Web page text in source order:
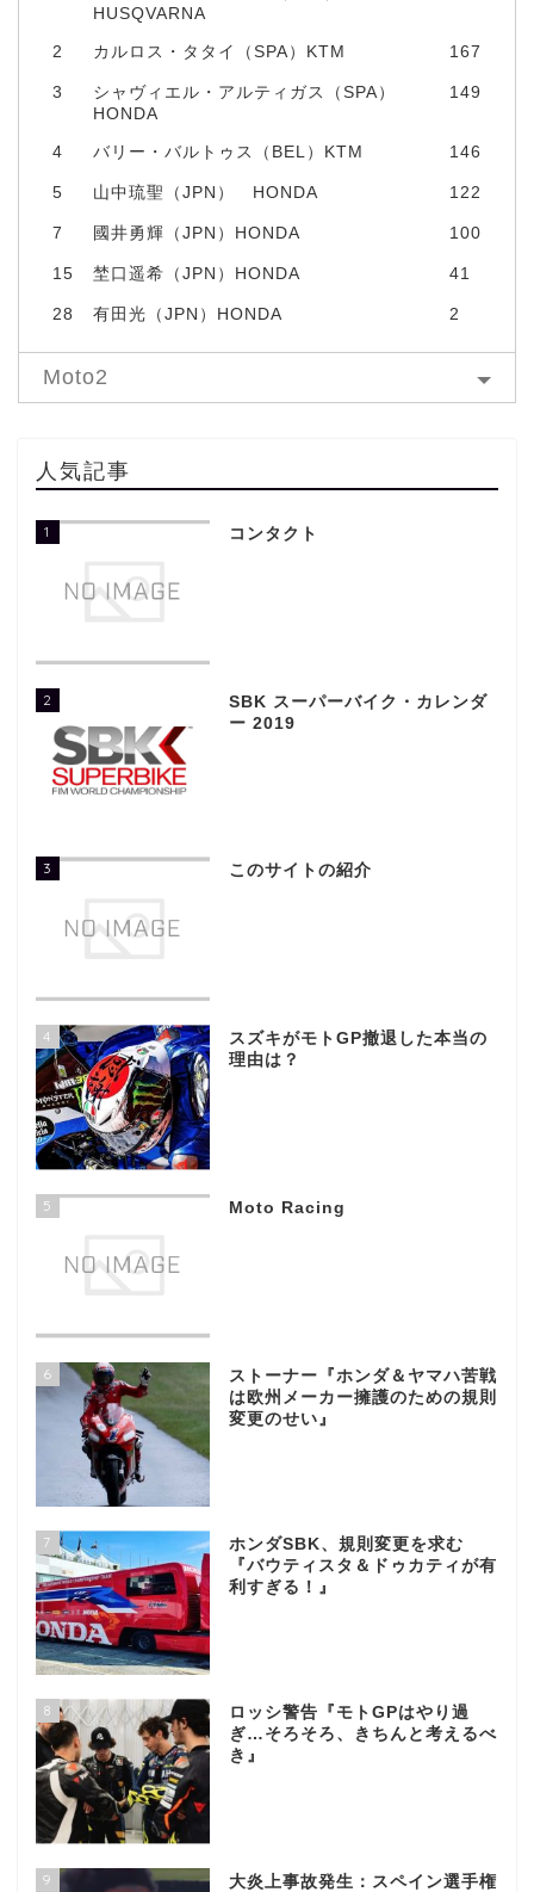
HUSQVARNA
2 カルロス・タタイ（SPA）KTM 167
3
シャヴィエル・アルティガス（SPA）
HONDA
149
4 バリー・バルトゥス（BEL）KTM 146
5 山中琉聖（JPN） HONDA 122
7 國井勇輝（JPN）HONDA 100
15 埜口遥希（JPN）HONDA 41
28 有田光（JPN）HONDA 2
Moto2
人気記事
1 コンタクト
2
SBK スーパーバイク・カレンダ
ー 2019
3 このサイトの紹介
4
スズキがモトGP撤退した本当の
理由は？
5 Moto Racing
6
ストーナー『ホンダ＆ヤマハ苦戦
は欧州メーカー擁護のための規則
変更のせい』
7
ホンダSBK、規則変更を求む
『バウティスタ＆ドゥカティが有
利すぎる！』
8
ロッシ警告『モトGPはやり過
ぎ…そろそろ、きちんと考えるべ
き』
9
大炎上事故発生：スペイン選手権